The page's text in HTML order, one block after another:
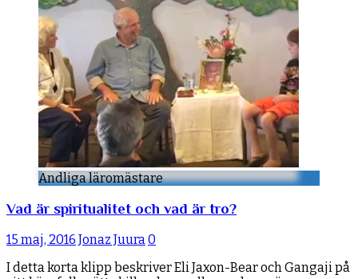
Andliga läromästare
Vad är spiritualitet och vad är tro?
15 maj, 2016 Jonaz Juura0
I detta korta klipp beskriver Eli Jaxon-Bear och Gangaji på